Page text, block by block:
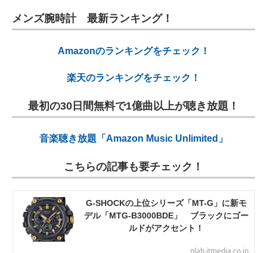
メンズ腕時計 最新ランキング！
Amazonのランキングをチェック！
楽天のランキングをチェック！
最初の30日間無料で1億曲以上が聴き放題！
音楽聴き放題「Amazon Music Unlimited」
こちらの記事も要チェック！
G-SHOCKの上位シリーズ「MT-G」に新モ
デル「MTG-B3000BDE」 ブラックにゴー
ルドがアクセント！